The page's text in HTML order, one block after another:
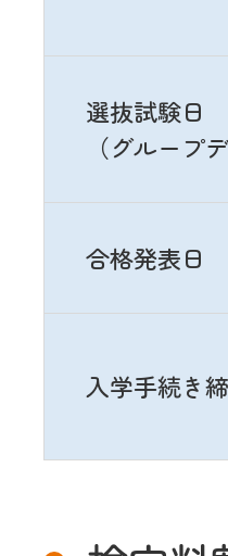
選抜試験日
（グループ
合格発表日
入学手続き